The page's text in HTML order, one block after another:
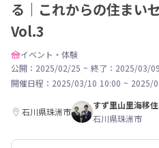
る｜これからの住まい
Vol.3
イベント・体験
公開：2025/02/25 ~ 終了：2025/03/09
開催日程： 2025/03/10 10:00 ~ 2025/
石川県珠洲市
すず里山里海移
石川県珠洲市